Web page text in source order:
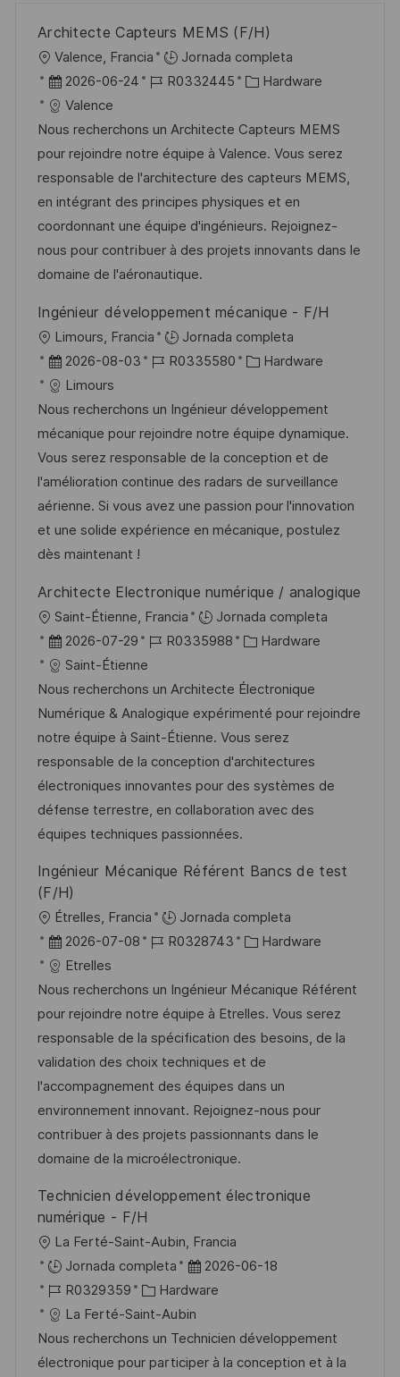
Architecte Capteurs MEMS (F/H)
U
b
c
a
c
i
ó
n
Valence, Francia
Jornada completa
F
e
c
h
a
d
e
p
u
l
i
c
a
c
i
ó
n
2026-06-24
I
d
e
e
m
p
l
e
R0332445
C
t
e
g
o
r
í
Hardware
Valence
Nous recherchons un Architecte Capteurs MEMS
pour rejoindre notre équipe à Valence. Vous serez
responsable de l'architecture des capteurs MEMS,
en intégrant des principes physiques et en
coordonnant une équipe d'ingénieurs. Rejoignez-
nous pour contribuer à des projets innovants dans le
domaine de l'aéronautique.
Ingénieur développement mécanique - F/H
U
b
c
a
c
i
ó
n
Limours, Francia
Jornada completa
F
e
c
h
a
d
e
p
u
l
i
c
a
c
i
ó
n
2026-08-03
I
d
e
e
m
p
l
R0335580
C
t
e
g
o
r
í
Hardware
Limours
Nous recherchons un Ingénieur développement
mécanique pour rejoindre notre équipe dynamique.
Vous serez responsable de la conception et de
l'amélioration continue des radars de surveillance
aérienne. Si vous avez une passion pour l'innovation
et une solide expérience en mécanique, postulez
dès maintenant !
Architecte Electronique numérique / analogique
U
b
c
a
c
i
ó
n
Saint-Étienne, Francia
Jornada completa
F
e
c
h
a
d
e
p
u
l
a
c
2026-07-29
I
d
e
e
m
p
l
e
R0335988
C
t
e
g
o
r
í
Hardware
Saint-Étienne
Nous recherchons un Architecte Électronique
Numérique & Analogique expérimenté pour rejoindre
notre équipe à Saint-Étienne. Vous serez
responsable de la conception d'architectures
électroniques innovantes pour des systèmes de
défense terrestre, en collaboration avec des
équipes techniques passionnées.
Ingénieur Mécanique Référent Bancs de test
(F/H)
U
b
c
a
c
i
ó
n
Étrelles, Francia
Jornada completa
F
e
c
h
a
d
e
p
u
b
i
c
i
ó
2026-07-08
I
d
e
e
m
p
l
e
o
R0328743
C
t
e
g
o
r
í
a
Hardware
Etrelles
Nous recherchons un Ingénieur Mécanique Référent
pour rejoindre notre équipe à Etrelles. Vous serez
responsable de la spécification des besoins, de la
validation des choix techniques et de
l'accompagnement des équipes dans un
environnement innovant. Rejoignez-nous pour
contribuer à des projets passionnants dans le
domaine de la microélectronique.
Technicien développement électronique
numérique - F/H
U
b
c
a
c
La Ferté-Saint-Aubin, Francia
Jornada completa
F
e
c
h
a
2026-06-18
I
D
d
e
R0329359
C
a
t
e
Hardware
La Ferté-Saint-Aubin
Nous recherchons un Technicien développement
électronique pour participer à la conception et à la